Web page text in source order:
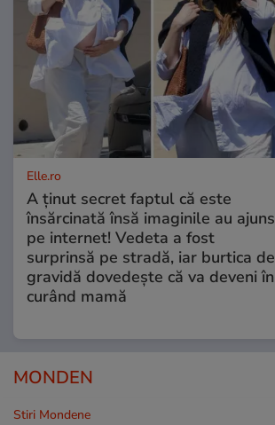
Elle.ro
A ținut secret faptul că este
însărcinată însă imaginile au ajuns
pe internet! Vedeta a fost
surprinsă pe stradă, iar burtica de
gravidă dovedește că va deveni în
curând mamă
MONDEN
Stiri Mondene